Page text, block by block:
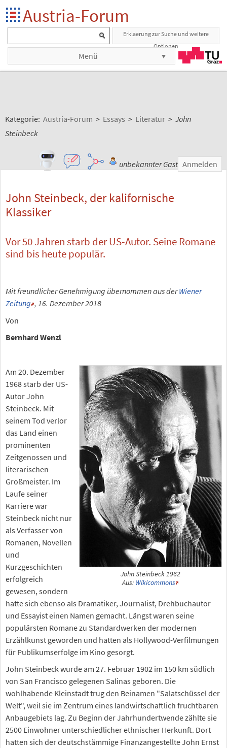
Austria-Forum
Erklaerung zur Suche und weitere
Optionen
Menü
Kategorie: Austria-Forum > Essays > Literatur > John
Steinbeck
unbekannter Gast Anmelden
John Steinbeck, der kalifornische
Klassiker
Vor 50 Jahren starb der US-Autor. Seine Romane
sind bis heute populär.
Mit freundlicher Genehmigung übernommen aus derWiener
Zeitung , 16. Dezember 2018
Von
Bernhard Wenzl
John Steinbeck 1962
Aus: Wikicommons
Am 20. Dezember
1968 starb der US-
Autor John
Steinbeck. Mit
seinem Tod verlor
das Land einen
prominenten
Zeitgenossen und
literarischen
Großmeister. Im
Laufe seiner
Karriere war
Steinbeck nicht nur
als Verfasser von
Romanen, Novellen
und
Kurzgeschichten
erfolgreich
gewesen, sondern
hatte sich ebenso als Dramatiker, Journalist, Drehbuchautor
und Essayist einen Namen gemacht. Längst waren seine
populärsten Romane zu Standardwerken der modernen
Erzählkunst geworden und hatten als Hollywood-Verfilmungen
für Publikumserfolge im Kino gesorgt.
John Steinbeck wurde am 27. Februar 1902 im 150 km südlich
von San Francisco gelegenen Salinas geboren. Die
wohlhabende Kleinstadt trug den Beinamen "Salatschüssel der
Welt", weil sie im Zentrum eines landwirtschaftlich fruchtbaren
Anbaugebiets lag. Zu Beginn der Jahrhundertwende zählte sie
2500 Einwohner unterschiedlicher ethnischer Herkunft. Dort
hatten sich der deutschstämmige Finanzangestellte John Ernst